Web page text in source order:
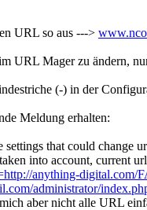
URL so aus --->
URL Mager zu ändern,
(-) in der
Meldung erhalten:
that could change
into account, current
anything-digital.com/
administrator/
aber nicht alle URL